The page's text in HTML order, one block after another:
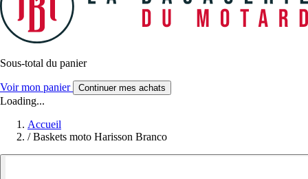
Sous-total du panier
Voir mon panier Continuer mes achats
Loading...
Accueil
/ Baskets moto Harisson Branco